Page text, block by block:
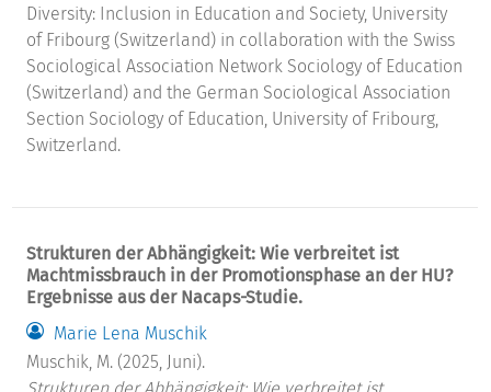
Diversity: Inclusion in Education and Society, University
of Fribourg (Switzerland) in collaboration with the Swiss
Sociological Association Network Sociology of Education
(Switzerland) and the German Sociological Association
Section Sociology of Education, University of Fribourg,
Switzerland.
Strukturen der Abhängigkeit: Wie verbreitet ist
Machtmissbrauch in der Promotionsphase an der HU?
Ergebnisse aus der Nacaps-Studie.
Marie Lena Muschik
Muschik, M. (2025, Juni).